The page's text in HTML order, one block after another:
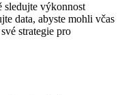
sledujte výkonnost
data, abyste mohli včas
strategie pro